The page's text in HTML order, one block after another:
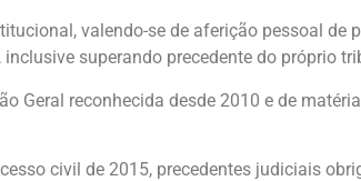
valendo-se de aferição pessoal de
superando precedente do próprio
Geral reconhecida desde 2010 e de
civil de 2015, precedentes judiciais